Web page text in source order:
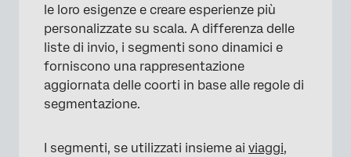
le loro esigenze e creare esperienze più
personalizzate su scala. A differenza delle
liste di invio, i segmenti sono dinamici e
forniscono una rappresentazione
aggiornata delle coorti in base alle regole di
segmentazione.
I segmenti, se utilizzati insieme ai viaggi,